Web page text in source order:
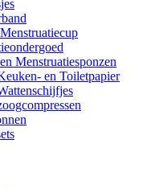
Menstruatiesponzen
en Toiletpapier